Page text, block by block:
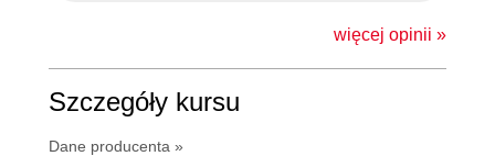
więcej opinii »
Szczegóły kursu
Dane producenta »